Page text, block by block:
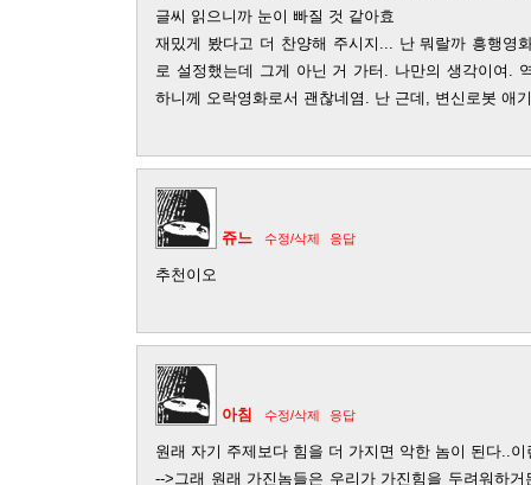
글씨 읽으니까 눈이 빠질 것 같아효
재밌게 봤다고 더 찬양해 주시지... 난 뭐랄까 흥행영
로 설정했는데 그게 아닌 거 가터. 나만의 생각이여.
하니께 오락영화로서 괜찮네염. 난 근데, 변신로봇 애
쥬느 수정/삭제 응답
추천이오
아침 수정/삭제 응답
원래 자기 주제보다 힘을 더 가지면 악한 놈이 된다..이
-->그래 원래 가진놈들은 우리가 가진힘을 두려워하